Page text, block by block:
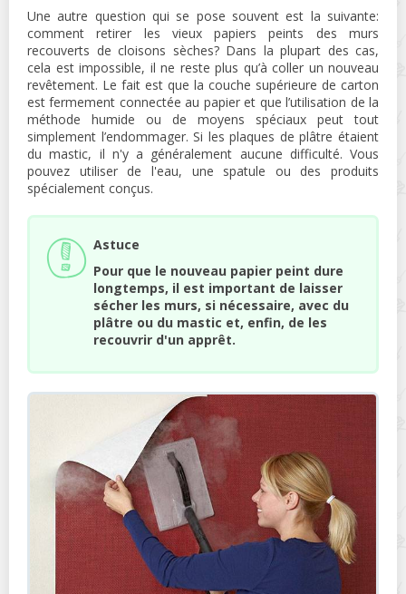
Une autre question qui se pose souvent est la suivante:
comment retirer les vieux papiers peints des murs
recouverts de cloisons sèches? Dans la plupart des cas,
cela est impossible, il ne reste plus qu’à coller un nouveau
revêtement. Le fait est que la couche supérieure de carton
est fermement connectée au papier et que l’utilisation de la
méthode humide ou de moyens spéciaux peut tout
simplement l’endommager. Si les plaques de plâtre étaient
du mastic, il n'y a généralement aucune difficulté. Vous
pouvez utiliser de l'eau, une spatule ou des produits
spécialement conçus.
Astuce
Pour que le nouveau papier peint dure
longtemps, il est important de laisser
sécher les murs, si nécessaire, avec du
plâtre ou du mastic et, enfin, de les
recouvrir d'un apprêt.